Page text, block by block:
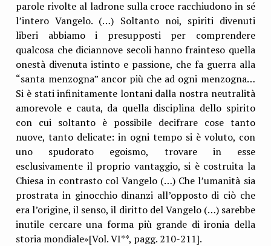
parole rivolte al ladrone sulla croce racchiudono in sé
l’intero Vangelo. (…) Soltanto noi, spiriti divenuti
liberi abbiamo i presupposti per comprendere
qualcosa che diciannove secoli hanno frainteso quella
onestà divenuta istinto e passione, che fa guerra alla
“santa menzogna” ancor più che ad ogni menzogna…
Si è stati infinitamente lontani dalla nostra neutralità
amorevole e cauta, da quella disciplina dello spirito
con cui soltanto è possibile decifrare cose tanto
nuove, tanto delicate: in ogni tempo si è voluto, con
uno spudorato egoismo, trovare in esse
esclusivamente il proprio vantaggio, si è costruita la
Chiesa in contrasto col Vangelo (…) Che l’umanità sia
prostrata in ginocchio dinanzi all’opposto di ciò che
era l’origine, il senso, il diritto del Vangelo (…) sarebbe
inutile cercare una forma più grande di ironia della
storia mondiale»[Vol. VI**, pagg. 210-211].